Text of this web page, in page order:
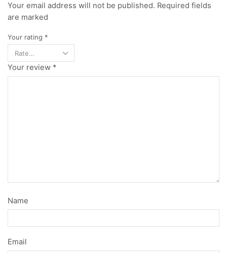
Your email address will not be published. Required fields
are marked
Your rating *
Your review *
Name
Email